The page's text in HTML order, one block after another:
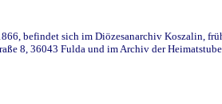
befindet sich im Diözesanarchiv Koszalin,
8, 36043 Fulda und im Archiv der